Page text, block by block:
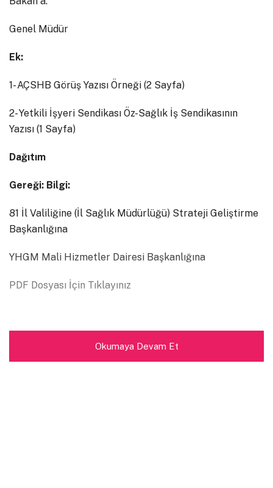
Genel Müdür
Ek:
1- AÇSHB Görüş Yazısı Örneği (2 Sayfa)
2- Yetkili İşyeri Sendikası Öz-Sağlık İş Sendikasının
Yazısı (1 Sayfa)
Dağıtım
Gereği: Bilgi:
81 İl Valiliğine (İl Sağlık Müdürlüğü) Strateji Geliştirme
Başkanlığına
YHGM Mali Hizmetler Dairesi Başkanlığına
PDF Dosyası İçin Tıklayınız
Okumaya Devam Et